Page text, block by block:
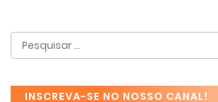
INSCREVA-SE NO NOSSO CANAL!